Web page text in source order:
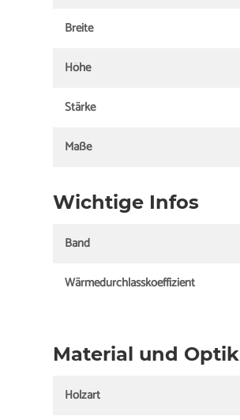
Breite
Höhe
Stärke
Maße
Wichtige Infos
Band
Wärmedurchlasskoeffizient
Material und Optik
Holzart